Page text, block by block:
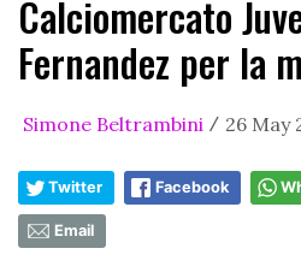
Calciomercato
Fernandez per la
Simone Beltrambini / 26 May
Twitter Facebook
Email